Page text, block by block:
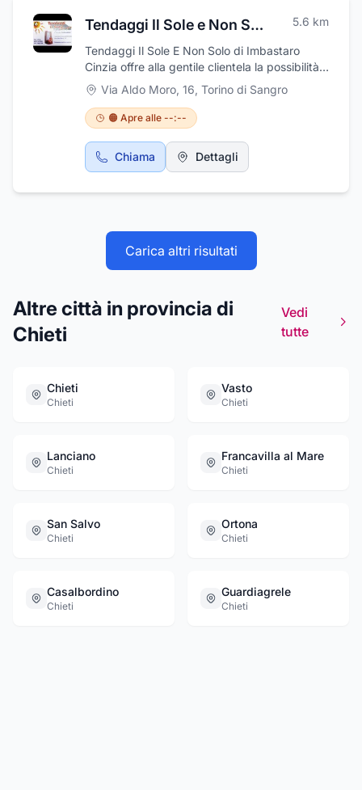
Tendaggi Il Sole e Non Solo 5.6 km
Tendaggi Il Sole E Non Solo di Imbastaro
Cinzia offre alla gentile clientela la possibilità
di scegliere tende da interni e da sole di
diverse tipologie, tessuti e colori. Inoltre
dispone di tessuti per tende da sole marca
Tempotest, aste per tendaggi, forniture per
arredo, tessuti per tende da interno e da
ufficio. Si eseguono installazione, sostituzione
montaggio di zanzariere e di tende da interni.
Aldo Moro 16 a Torino di Sangro, provincia di
Via Aldo Moro, 16, Torino di Sangro
🟠 Apre alle --:--
Chiama Dettagli
Carica altri risultati
Altre città in provincia di
Chieti
Vedi
tutte
Chieti
Chieti
Vasto
Chieti
Lanciano
Chieti
Francavilla al Mare
Chieti
San Salvo
Chieti
Ortona
Chieti
Casalbordino
Chieti
Guardiagrele
Chieti